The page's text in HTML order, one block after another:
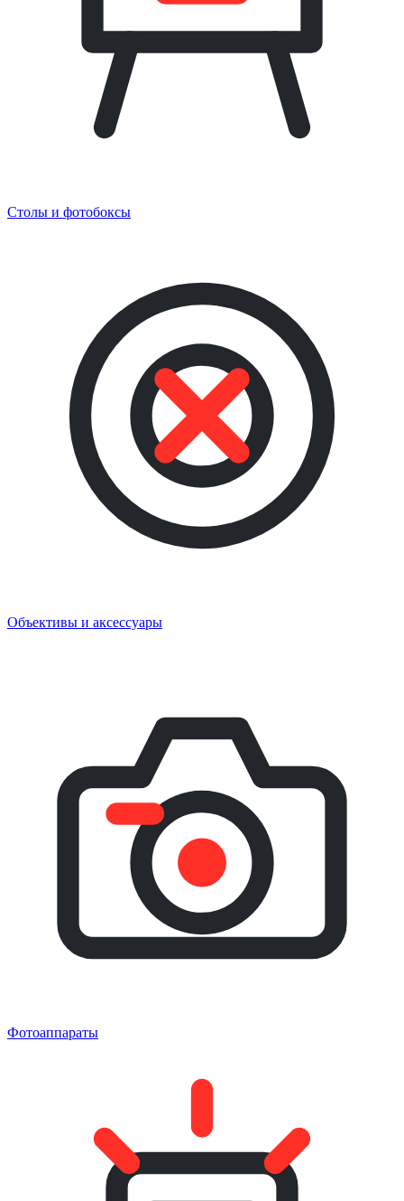
Столы и фотобоксы
Объективы и аксессуары
Фотоаппараты